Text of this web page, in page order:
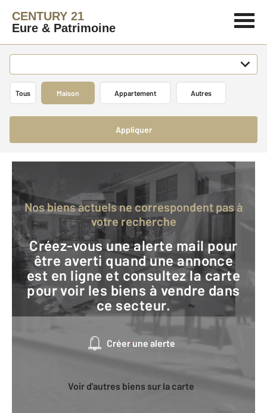
CENTURY 21
Eure & Patrimoine
Tous Maison Appartement Autres
Appliquer
Nos biens actuels ne correspondent pas à
votre recherche
Créez-vous une alerte mail pour
être averti quand une annonce
est en ligne et consultez la carte
pour voir les biens à vendre dans
ce secteur.
Créer une alerte
Voir d'autres biens sur la carte